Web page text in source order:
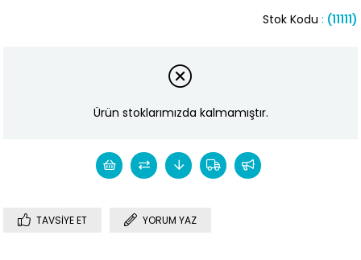
(11111)
Stok Kodu
Ürün stoklarımızda kalmamıştır.
TAVSIYE ET YORUM YAZ